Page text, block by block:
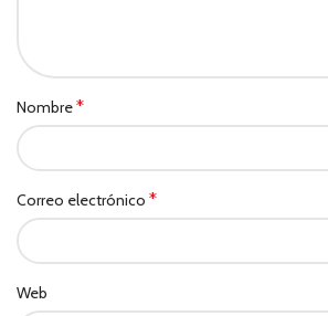
Nombre*
Correo electrónico *
Web